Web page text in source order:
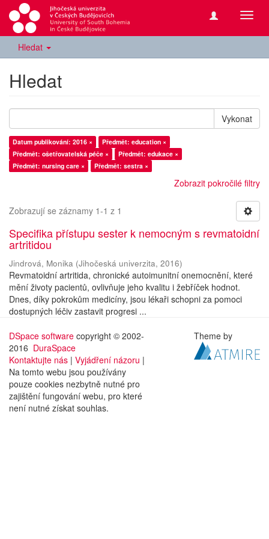
Hledat
Hledat
Vykonat
Datum publikování: 2016 ×
Předmět: education ×
Předmět: ošetřovatelská péče ×
Předmět: edukace ×
Předmět: nursing care ×
Předmět: sestra ×
Zobrazit pokročilé filtry
Zobrazují se záznamy 1-1 z 1
Specifika přístupu sester k nemocným s revmatoidní
artritidou
Jindrová, Monika (Jihočeská univerzita, 2016)
Revmatoidní artritida, chronické autoimunitní onemocnění, které
mění životy pacientů, ovlivňuje jeho kvalitu i žebříček hodnot.
Dnes, díky pokrokům medicíny, jsou lékaři schopni za pomoci
dostupných léčiv zastavit progresi ...
DSpace software copyright © 2002-
2016 DuraSpace
Kontaktujte nás | Vyjádření názoru |
Na tomto webu jsou používány
pouze cookies nezbytně nutné pro
zajištění fungování webu, pro které
není nutné získat souhlas.
Theme by